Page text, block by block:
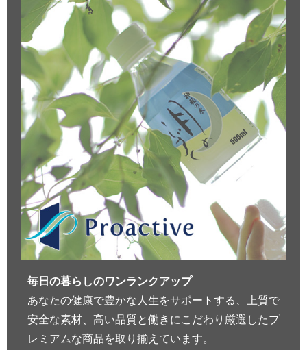
毎日の暮らしのワンランクアップ
あなたの健康で豊かな人生をサポートする、上質で
安全な素材、高い品質と働きにこだわり厳選したプ
レミアムな商品を取り揃えています。